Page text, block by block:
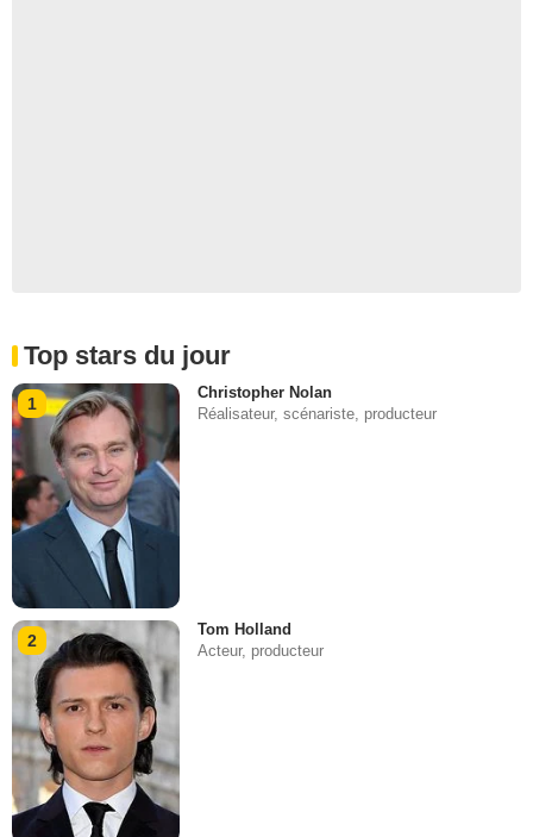
Top stars du jour
1
Christopher Nolan
Réalisateur, scénariste, producteur
2
Tom Holland
Acteur, producteur